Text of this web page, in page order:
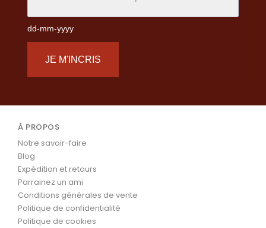
dd-mm-yyyy
JE M'INCRIS
À PROPOS
Notre savoir-faire
Blog
Expédition et retours
Parrainez un ami
Conditions générales de vente
Politique de confidentialité
Politique de cookies